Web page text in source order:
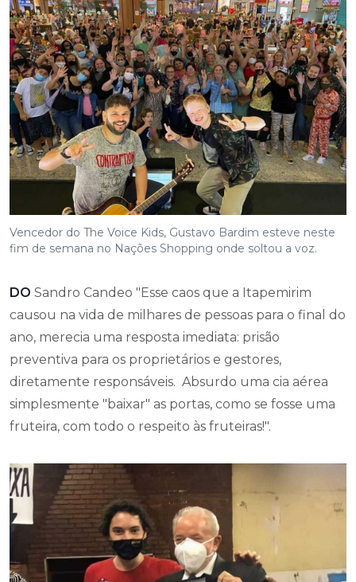
Vencedor do The Voice Kids, Gustavo Bardim esteve neste
fim de semana no Nações Shopping onde soltou a voz.
DO Sandro Candeo "Esse caos que a Itapemirim
causou na vida de milhares de pessoas para o final do
ano, merecia uma resposta imediata: prisão
preventiva para os proprietários e gestores,
diretamente responsáveis. Absurdo uma cia aérea
simplesmente "baixar" as portas, como se fosse uma
fruteira, com todo o respeito às fruteiras!".